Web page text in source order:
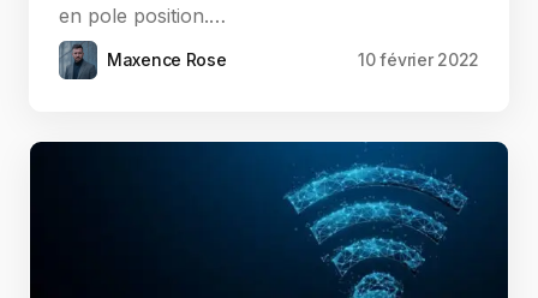
en pole position.…
Maxence Rose 10 février 2022